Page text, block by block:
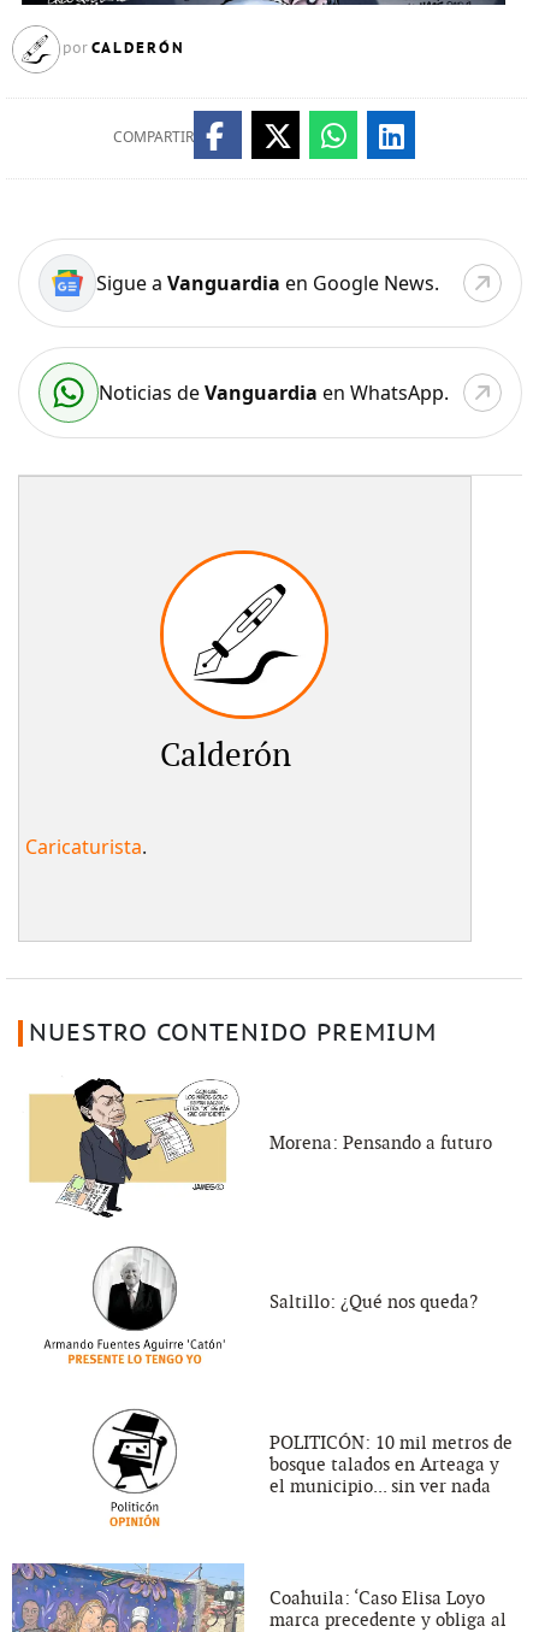
por CALDERÓN
COMPARTIR
Sigue a Vanguardia en Google News.
Noticias deVanguardia en WhatsApp.
Calderón
Caricaturista.
NUESTRO CONTENIDO PREMIUM
Morena: Pensando a futuro
Saltillo: ¿Qué nos queda?
POLITICÓN: 10 mil metros de
bosque talados en Arteaga y
el municipio... sin ver nada
Coahuila: ‘Caso Elisa Loyo
marca precedente y obliga al